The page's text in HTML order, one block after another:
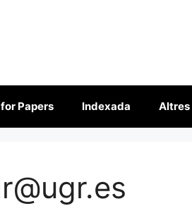
Papers Indexada Altres